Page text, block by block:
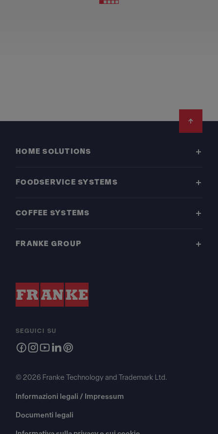
HOME SOLUTIONS
FOODSERVICE SYSTEMS
COFFEE SYSTEMS
FRANKE GROUP
SEGUICI SU
© 2026 Franke Technology and Trademark Ltd.
Informazioni legali / Impressum
Documenti legali